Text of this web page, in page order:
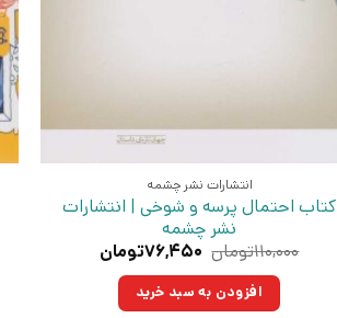
انتشارات نشر چشمه
کتاب احتمال پرسه و شوخی | انتشارات
نشر چشمه
۱۱۰,۰۰۰تومان قیمت
۱۱۰,۰۰۰تومان
بود.
۷۶,۴۵۰تومان
افزودن به سبد خرید